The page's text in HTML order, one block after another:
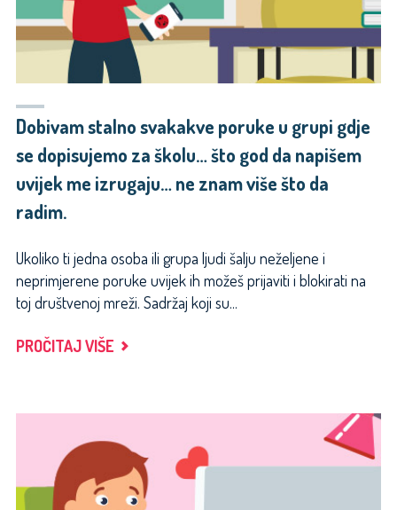
Dobivam stalno svakakve poruke u grupi gdje
se dopisujemo za školu… što god da napišem
uvijek me izrugaju… ne znam više što da
radim.
Ukoliko ti jedna osoba ili grupa ljudi šalju neželjene i
neprimjerene poruke uvijek ih možeš prijaviti i blokirati na
toj društvenoj mreži. Sadržaj koji su...
PROČITAJ VIŠE "DOBIVAM
PORUKE
GRUPI
GDJE
SE